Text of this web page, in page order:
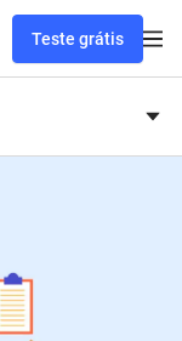
Teste grátis